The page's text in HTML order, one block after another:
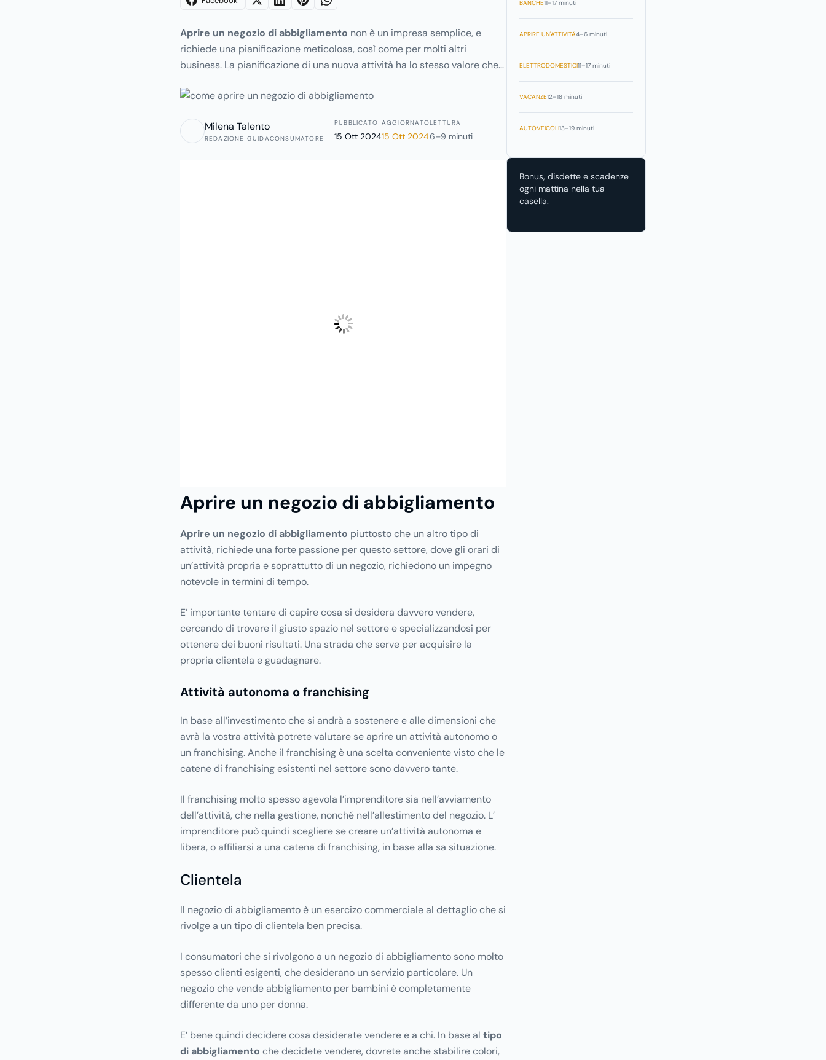
Aprire un negozio di abbigliamento non è un impresa semplice, e
richiede una pianificazione meticolosa, così come per molti altri
business. La pianificazione di una nuova attività ha lo stesso valore che
punto di partenza per dare inizio alla propria attività. E’ necessario
abbigliamento e il tutto sarà meno difficile se verranno focalizzati diversi
punti: il settore e la clientela a cui rivolgervi (uomo,donna,bambino) e il
Milena Talento
REDAZIONE GUIDACONSUMATORE
PUBBLICATO
15 Ott 2024
AGGIORNATO
15 Ott 2024
LETTURA
6–9 minuti
Aprire un negozio di abbigliamento
Aprire un negozio di abbigliamento piuttosto che un altro tipo di
attività, richiede una forte passione per questo settore, dove gli orari di
un’attività propria e soprattutto di un negozio, richiedono un impegno
notevole in termini di tempo.
E’ importante tentare di capire cosa si desidera davvero vendere,
cercando di trovare il giusto spazio nel settore e specializzandosi per
ottenere dei buoni risultati. Una strada che serve per acquisire la
propria clientela e guadagnare.
Attività autonoma o franchising
In base all’investimento che si andrà a sostenere e alle dimensioni che
avrà la vostra attività potrete valutare se aprire un attività autonomo o
un franchising. Anche il franchising è una scelta conveniente visto che le
catene di franchising esistenti nel settore sono davvero tante.
Il franchising molto spesso agevola l’imprenditore sia nell’avviamento
dell’attività, che nella gestione, nonché nell’allestimento del negozio. L’
imprenditore può quindi scegliere se creare un’attività autonoma e
libera, o affiliarsi a una catena di franchising, in base alla sa situazione.
Clientela
Il negozio di abbigliamento è un esercizo commerciale al dettaglio che si
rivolge a un tipo di clientela ben precisa.
I consumatori che si rivolgono a un negozio di abbigliamento sono molto
spesso clienti esigenti, che desiderano un servizio particolare. Un
negozio che vende abbigliamento per bambini è completamente
differente da uno per donna.
E’ bene quindi decidere cosa desiderate vendere e a chi. In base al tipo
di abbigliamento che decidete vendere, dovrete anche stabilire colori,
BANCHE11–17 minuti
APRIRE UN'ATTIVITÀ4–6 minuti
ELETTRODOMESTICI11–17 minuti
VACANZE12–18 minuti
AUTOVEICOLI13–19 minuti
Bonus, disdette e scadenze
ogni mattina nella tua
casella.